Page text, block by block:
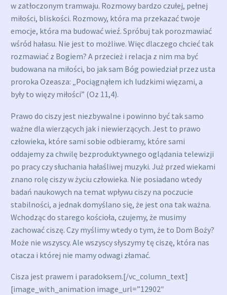
w zatłoczonym tramwaju. Rozmowy bardzo czułej, pełnej
miłości, bliskości. Rozmowy, która ma przekazać twoje
emocje, która ma budować wieź. Spróbuj tak porozmawiać
wśród hałasu. Nie jest to możliwe. Więc dlaczego chcieć tak
rozmawiać z Bogiem? A przecież i relacja z nim ma być
budowana na miłości, bo jak sam Bóg powiedział przez usta
proroka Ozeasza: „Pociągnąłem ich ludzkimi więzami, a
były to więzy miłości” (Oz 11,4).
Prawo do ciszy jest niezbywalne i powinno być tak samo
ważne dla wierzących jak i niewierzących. Jest to prawo
człowieka, które sami sobie odbieramy, które sami
oddajemy za chwilę bezproduktywnego oglądania telewizji
po pracy czy słuchania hałaśliwej muzyki. Już przed wiekami
znano rolę ciszy w życiu człowieka. Nie posiadano wtedy
badań naukowych na temat wpływu ciszy na poczucie
stabilności, a jednak domyślano się, że jest ona tak ważna.
Wchodząc do starego kościoła, czujemy, że musimy
zachować ciszę. Czy myślimy wtedy o tym, że to Dom Boży?
Może nie wszyscy. Ale wszyscy słyszymy tę ciszę, która nas
otacza i której nie mamy odwagi złamać.
Cisza jest prawem i paradoksem.[/vc_column_text]
[image_with_animation image_url=”12902″